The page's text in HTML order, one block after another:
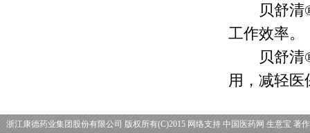
贝舒清®
工作效率。
贝舒清®
用，减轻
浙江康德药业集团股份有限公司 版权所有(C)2015 网络支持 中国医药网 生意宝 著